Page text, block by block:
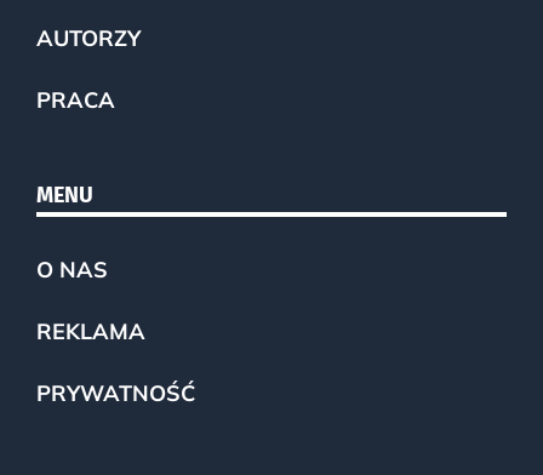
AUTORZY
PRACA
MENU
O NAS
REKLAMA
PRYWATNOŚĆ